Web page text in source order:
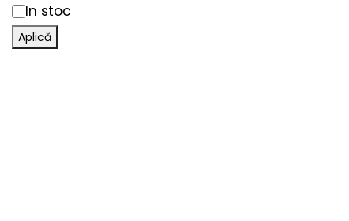
In stoc
Aplică